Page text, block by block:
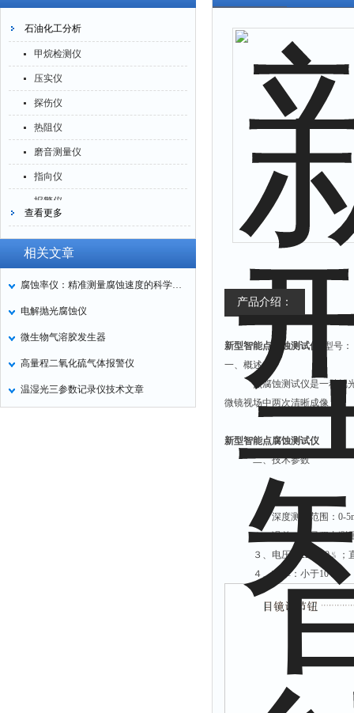
石油化工分析
甲烷检测仪
压实仪
探伤仪
热阻仪
磨音测量仪
指向仪
报警仪
灰分仪
氮氧化物仪
计算机
查看更多
相关文章
腐蚀率仪：精准测量腐蚀速度的科学工具
电解抛光腐蚀仪
微生物气溶胶发生器
高量程二氧化硫气体报警仪
温湿光三参数记录仪技术文章
产品介绍：
新型智能点腐蚀测试仪
型号
一、概述
点腐蚀测试仪是一种把光
微镜视场中两次清晰成像
新型智能点腐蚀测试仪
二、技术参数
１、深度测量范围：0-
２、误差：全量程内测量
３、电压：220±10﹪；
４、功率：小于10W。